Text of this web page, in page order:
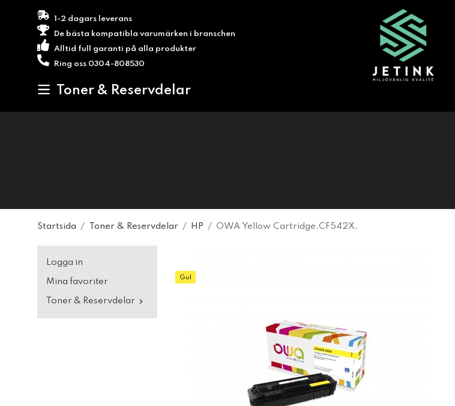
1-2 dagars leverans
De bästa kompatibla varumärken i branschen
Alltid full garanti på alla produkter
Ring oss 0304-808530
Toner & Reservdelar
Startsida / Toner & Reservdelar / HP / OWA Yellow Cartridge,CF542X,
Logga in
Mina favoriter
Toner & Reservdelar
Gul